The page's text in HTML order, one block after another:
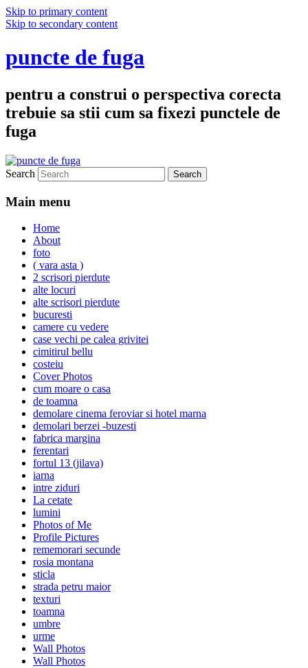
Skip to primary content
Skip to secondary content
puncte de fuga
pentru a construi o perspectiva corecta
trebuie sa stii cum sa fixezi punctele de
fuga
Search
Main menu
Home
About
foto
( vara asta )
2 scrisori pierdute
alte locuri
alte scrisori pierdute
bucuresti
camere cu vedere
case vechi pe calea grivitei
cimitirul bellu
costeiu
Cover Photos
cum moare o casa
de toamna
demolare cinema feroviar si hotel marna
demolari berzei -buzesti
fabrica margina
ferentari
fortul 13 (jilava)
iarna
intre ziduri
La cetate
lumini
Photos of Me
Profile Pictures
rememorari secunde
rosia montana
sticla
strada petru maior
texturi
toamna
umbre
urme
Wall Photos
Wall Photos